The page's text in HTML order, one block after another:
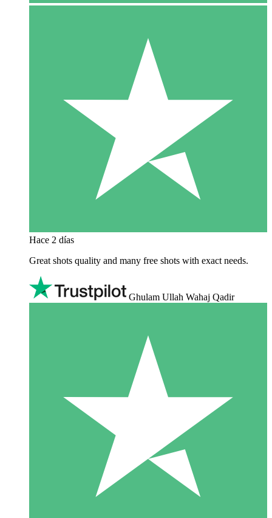
Hace 2 días
Great shots quality and many free shots with exact needs.
Ghulam Ullah Wahaj Qadir